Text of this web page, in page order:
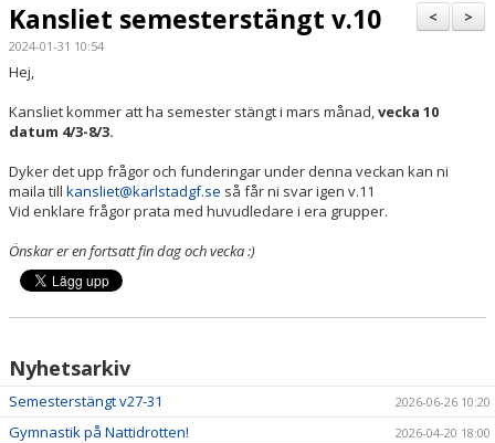
NYHETER
STÖDMEDLEM
KONTAKT
BLI LEDARE
FÖRENINGSKOLLEKTION
HYRA KGF-LOKALEN
SPONSORER
>
<
Kansliet semesterstängt v.10
2024-01-31 10:54
Hej,
Kansliet kommer att ha semester stängt i mars månad,vecka 10
datum 4/3-8/3.
Dyker det upp frågor och funderingar under denna veckan kan ni
maila till kansliet@karlstadgf.se så får ni svar igen v.11
Vid enklare frågor prata med huvudledare i era grupper.
Önskar er en fortsatt fin dag och vecka :)
Nyhetsarkiv
Semesterstängt v27-31 2026-06-26 10:20
Gymnastik på Nattidrotten! 2026-04-20 18:00